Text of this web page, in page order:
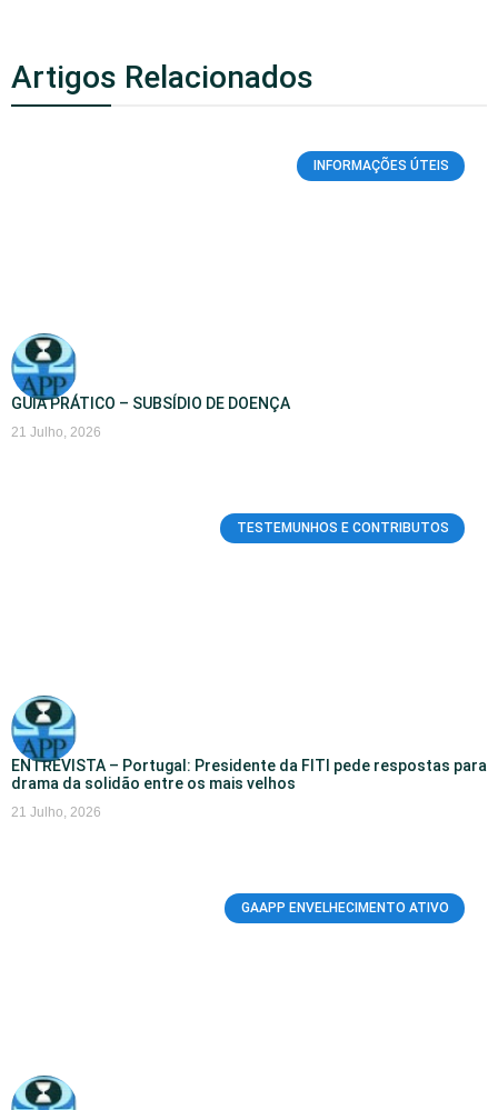
Artigos Relacionados
INFORMAÇÕES ÚTEIS
GUIA PRÁTICO – SUBSÍDIO DE DOENÇA
21 Julho, 2026
TESTEMUNHOS E CONTRIBUTOS
ENTREVISTA – Portugal: Presidente da FITI pede respostas para
drama da solidão entre os mais velhos
21 Julho, 2026
GAAPP ENVELHECIMENTO ATIVO